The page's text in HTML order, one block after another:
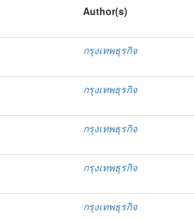
Author(s)
กรุงเทพธุรกิจ
กรุงเทพธุรกิจ
กรุงเทพธุรกิจ
กรุงเทพธุรกิจ
กรุงเทพธุรกิจ